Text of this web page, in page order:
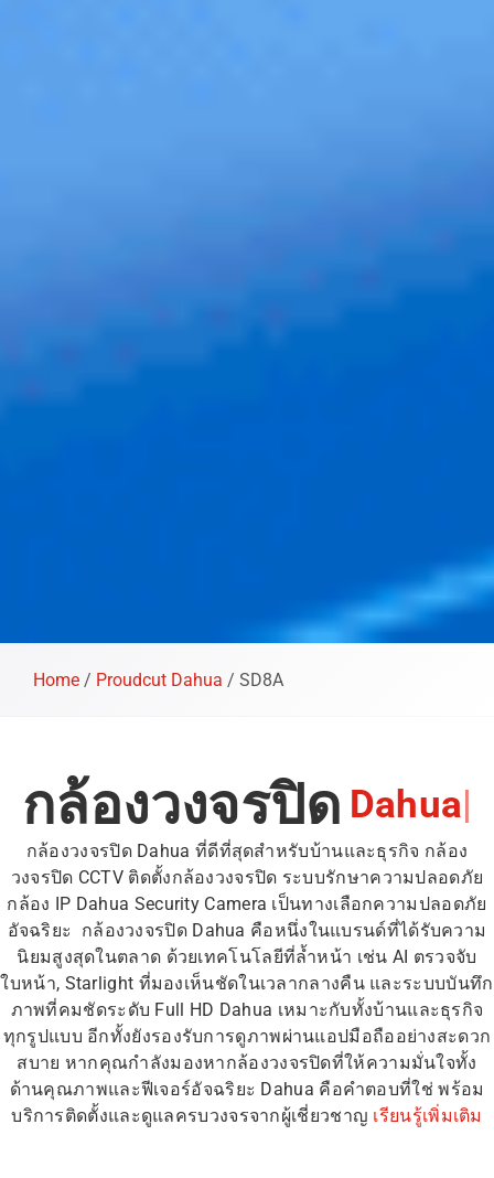
Home / Proudcut Dahua / SD8A
กล้องวงจรปิด Dahua|
กล้องวงจรปิด Dahua ที่ดีที่สุดสำหรับบ้านและธุรกิจ กล้อง
วงจรปิด CCTV ติดตั้งกล้องวงจรปิด ระบบรักษาความปลอดภัย
กล้อง IP Dahua Security Camera เป็นทางเลือกความปลอดภัย
อัจฉริยะ กล้องวงจรปิด Dahua คือหนึ่งในแบรนด์ที่ได้รับความ
นิยมสูงสุดในตลาด ด้วยเทคโนโลยีที่ล้ำหน้า เช่น AI ตรวจจับ
ใบหน้า, Starlight ที่มองเห็นชัดในเวลากลางคืน และระบบบันทึก
ภาพที่คมชัดระดับ Full HD Dahua เหมาะกับทั้งบ้านและธุรกิจ
ทุกรูปแบบ อีกทั้งยังรองรับการดูภาพผ่านแอปมือถืออย่างสะดวก
สบาย หากคุณกำลังมองหากล้องวงจรปิดที่ให้ความมั่นใจทั้ง
ด้านคุณภาพและฟีเจอร์อัจฉริยะ Dahua คือคำตอบที่ใช่ พร้อม
บริการติดตั้งและดูแลครบวงจรจากผู้เชี่ยวชาญ เรียนรู้เพิ่มเติม